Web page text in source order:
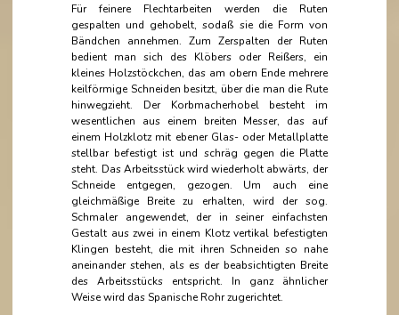
Für feinere Flechtarbeiten werden die Ruten
gespalten und gehobelt, sodaß sie die Form von
Bändchen annehmen. Zum Zerspalten der Ruten
bedient man sich des Klöbers oder Reißers, ein
kleines Holzstöckchen, das am obern Ende mehrere
keilförmige Schneiden besitzt, über die man die Rute
hinwegzieht. Der Korbmacherhobel besteht im
wesentlichen aus einem breiten Messer, das auf
einem Holzklotz mit ebener Glas- oder Metallplatte
stellbar befestigt ist und schräg gegen die Platte
steht. Das Arbeitsstück wird wiederholt abwärts, der
Schneide entgegen, gezogen. Um auch eine
gleichmäßige Breite zu erhalten, wird der sog.
Schmaler angewendet, der in seiner einfachsten
Gestalt aus zwei in einem Klotz vertikal befestigten
Klingen besteht, die mit ihren Schneiden so nahe
aneinander stehen, als es der beabsichtigten Breite
des Arbeitsstücks entspricht. In ganz ähnlicher
Weise wird das Spanische Rohr zugerichtet.